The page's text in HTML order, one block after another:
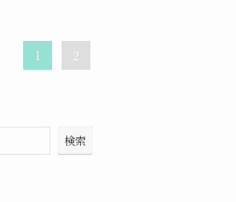
1 2
検索